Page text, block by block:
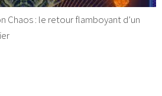
Chaos : le retour flamboyant d’un